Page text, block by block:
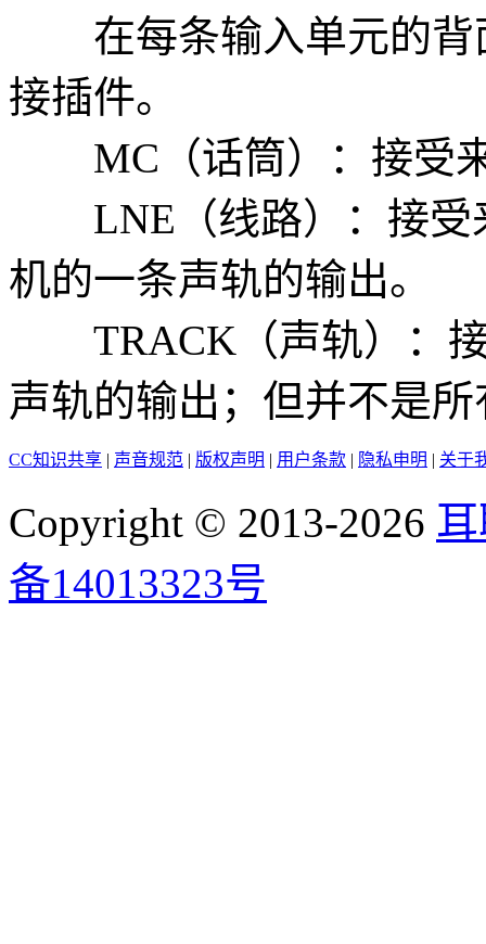
在每条输入单元的背
接插件。
MC（话筒）：接受来
LNE（线路）：接受
机的一条声轨的输出。
TRACK（声轨）：接
声轨的输出；但并不是
CC知识共享 | 声音规范 | 版权声明 | 用户条款 | 隐私申明 | 关于
Copyright © 2013-2026
备14013323号